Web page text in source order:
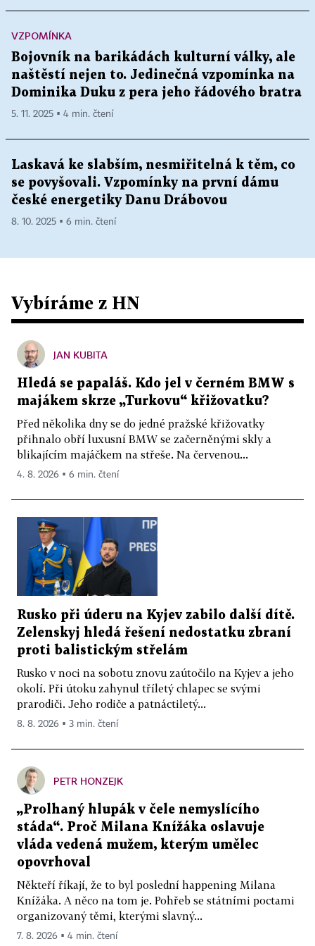
VZPOMÍNKA
Bojovník na barikádách kulturní války, ale
naštěstí nejen to. Jedinečná vzpomínka na
Dominika Duku z pera jeho řádového bratra
5. 11. 2025 ▪ 4 min. čtení
Laskavá ke slabším, nesmiřitelná k těm, co
se povyšovali. Vzpomínky na první dámu
české energetiky Danu Drábovou
8. 10. 2025 ▪ 6 min. čtení
Vybíráme z HN
JAN KUBITA
Hledá se papaláš. Kdo jel v černém BMW s
majákem skrze „Turkovu“ křižovatku?
Před několika dny se do jedné pražské křižovatky
přihnalo obří luxusní BMW se začerněnými skly a
blikajícím majáčkem na střeše. Na červenou...
4. 8. 2026 ▪ 6 min. čtení
Rusko při úderu na Kyjev zabilo další dítě.
Zelenskyj hledá řešení nedostatku zbraní
proti balistickým střelám
Rusko v noci na sobotu znovu zaútočilo na Kyjev a jeho
okolí. Při útoku zahynul tříletý chlapec se svými
prarodiči. Jeho rodiče a patnáctiletý...
8. 8. 2026 ▪ 3 min. čtení
PETR HONZEJK
„Prolhaný hlupák v čele nemyslícího
stáda“. Proč Milana Knížáka oslavuje
vláda vedená mužem, kterým umělec
opovrhoval
Někteří říkají, že to byl poslední happening Milana
Knížáka. A něco na tom je. Pohřeb se státními poctami
organizovaný těmi, kterými slavný...
7. 8. 2026 ▪ 4 min. čtení